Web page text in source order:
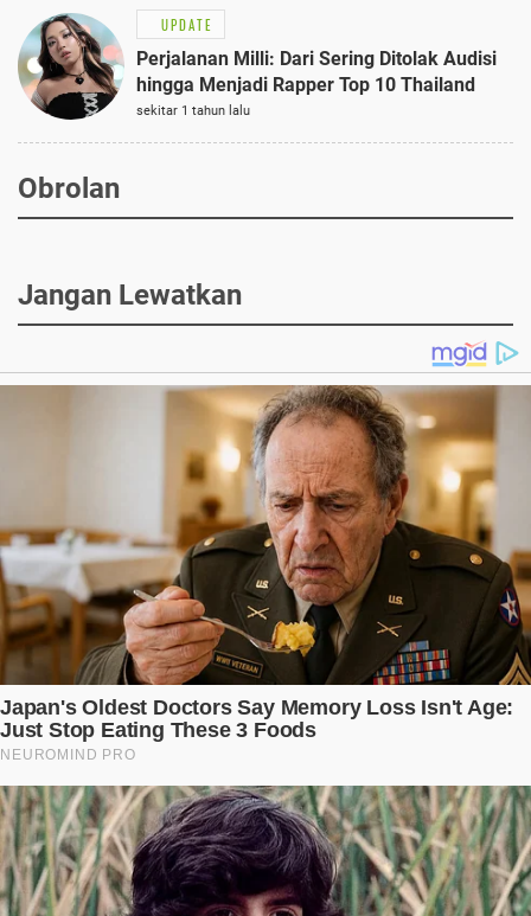
UPDATE
Perjalanan Milli: Dari Sering Ditolak Audisi
hingga Menjadi Rapper Top 10 Thailand
sekitar 1 tahun lalu
Obrolan
Jangan Lewatkan